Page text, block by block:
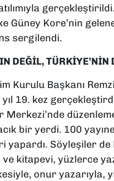
Güney Kore’nin
sergilendi.
DEĞİL, TÜRKİYE’NİN
Kurulu Başkanı Remzi
19. kez
Merkezi’nde
bir yerdi. 100
yapardı. Söyleşiler de
ve kitapevi, yüzlerce
onur yazarıyla,